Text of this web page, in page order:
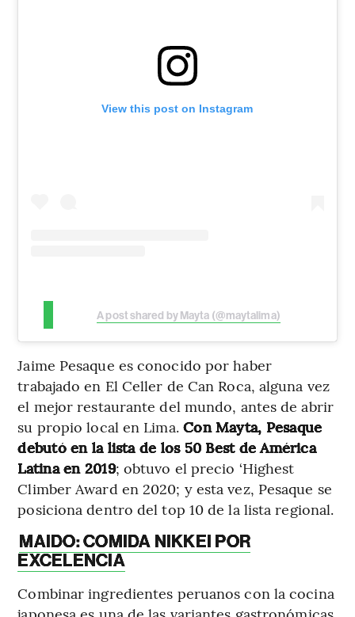
View this post on Instagram
A post shared by Mayta (@maytalima)
Jaime Pesaque es conocido por haber
trabajado en El Celler de Can Roca, alguna vez
el mejor restaurante del mundo, antes de abrir
su propio local en Lima.Con Mayta, Pesaque
debutó en la lista de los 50 Best de América
Latina en 2019; obtuvo el precio ‘Highest
Climber Award en 2020; y esta vez, Pesaque se
posiciona dentro del top 10 de la lista regional.
MAIDO: COMIDA NIKKEI POR
EXCELENCIA
Combinar ingredientes peruanos con la cocina